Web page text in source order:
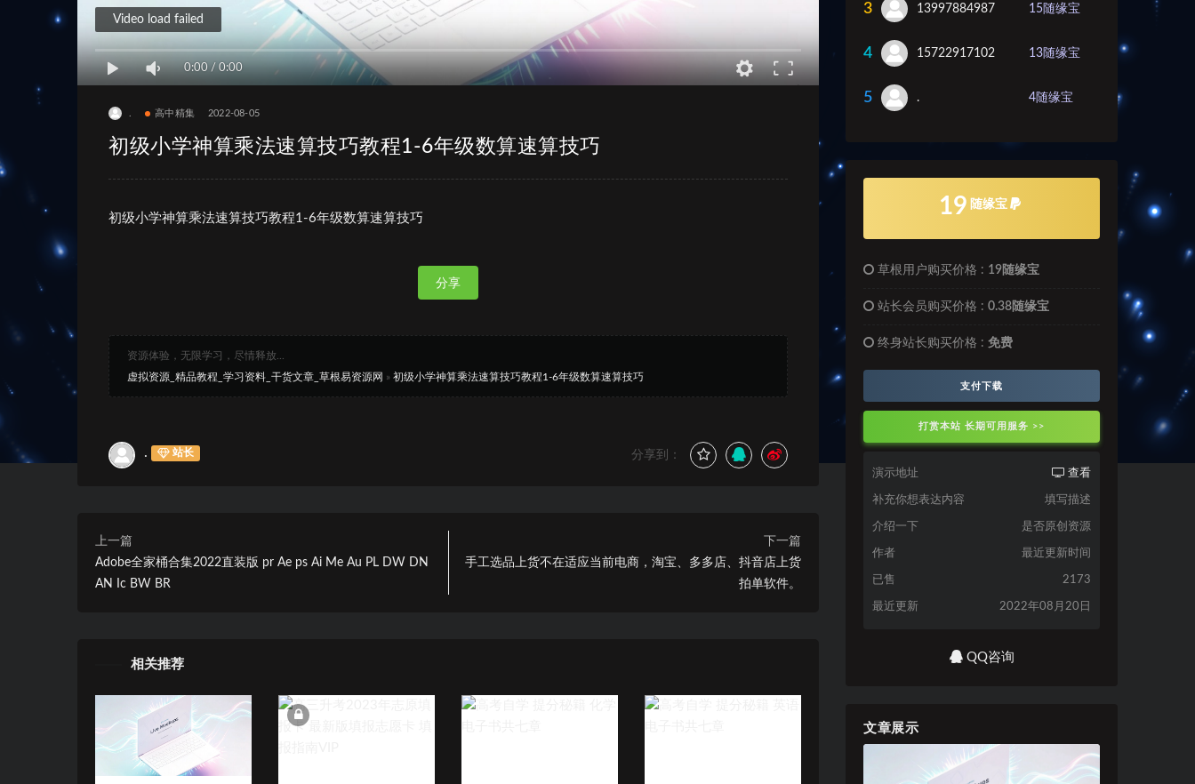
0:00 / 0:00
Video load failed
高中精集 2022-08-05
初级小学神算乘法速算技巧教程1-6年级数算速算技巧
初级小学神算乘法速算技巧教程1-6年级数算速算技巧
分享
资源体验，无限学习，尽情释放...
虚拟资源_精品教程_学习资料_干货文章_草根易资源网 » 初级小学神算乘法速算技巧教程1-6年级数算速算技巧
. 站长 分享到：
上一篇
Adobe全家桶合集2022直装版 pr Ae ps Ai Me Au PL DW DN
AN Ic BW BR
下一篇
手工选品上货不在适应当前电商，淘宝、多多店、抖音店上货
拍单软件。
相关推荐
3 13997884987 15随缘宝
4 15722917102 13随缘宝
5 . 4随缘宝
19 随缘宝
草根用户购买价格 : 19随缘宝
站长会员购买价格 : 0.38随缘宝
终身站长购买价格 : 免费
支付下载
打赏本站 长期可用服务 >>
演示地址 查看
补充你想表达内容 填写描述
介绍一下 是否原创资源
作者 最近更新时间
已售 2173
最近更新 2022年08月20日
QQ咨询
文章展示